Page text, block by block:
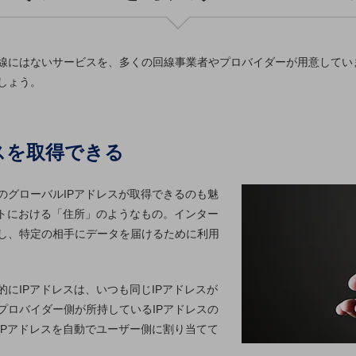
にはないサービスを、多くの回線事業者やプロバイダーが用意して
う。
取得できる
グローバルIPアドレスが取得できるのも魅
おける「住所」のようなもの。インター
、特定の相手にデータを届けるために利用
にIPアドレスは、いつも同じIPアドレスが
ロバイダー側が所持しているIPアドレスの
ドレスを自動でユーザー側に割り当てて